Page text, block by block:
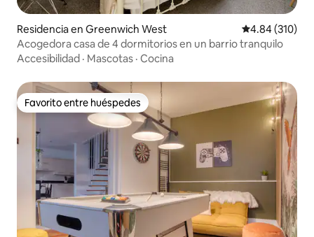
Residencia en Greenwich West Calificación
4.84 (310)
Acogedora casa de 4 dormitorios en un barrio tranquilo
Accesibilidad · Mascotas · Cocina
Favorito entre huéspedes
Favorito entre huéspedes